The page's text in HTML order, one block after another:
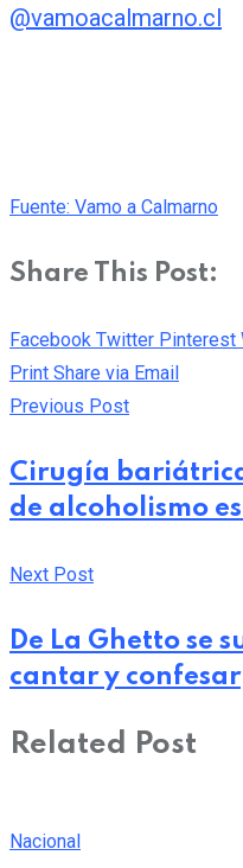
@vamoacalmarno.cl
Fuente: Vamo a Calmarno
Share This Post:
Facebook Twitter Pinterest
Print Share via Email
Previous Post
Cirugía
de alcoholismo
Next Post
De La Ghetto se
cantar y confesar
Related Post
Nacional